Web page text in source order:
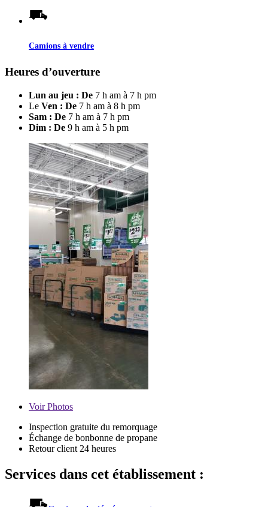
Camions à vendre
Heures d’ouverture
Lun au jeu : De 7 h am à 7 h pm
Le Ven : De 7 h am à 8 h pm
Sam : De 7 h am à 7 h pm
Dim : De 9 h am à 5 h pm
VoirPhotos
Inspection gratuite du remorquage
Échange de bonbonne de propane
Retour client 24 heures
Services dans cet établissement :